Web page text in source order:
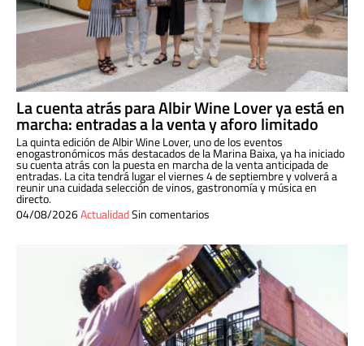
La cuenta atrás para Albir Wine Lover ya está en
marcha: entradas a la venta y aforo limitado
La quinta edición de Albir Wine Lover, uno de los eventos
enogastronómicos más destacados de la Marina Baixa, ya ha iniciado
su cuenta atrás con la puesta en marcha de la venta anticipada de
entradas. La cita tendrá lugar el viernes 4 de septiembre y volverá a
reunir una cuidada selección de vinos, gastronomía y música en
directo.
04/08/2026ActualidadSin comentarios